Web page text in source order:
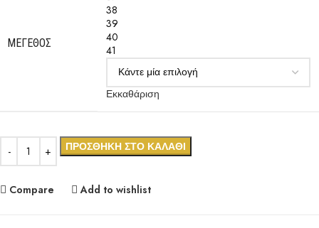
ΜΈΓΕΘΟΣ
38
39
40
41
Εκκαθάριση
ΠΡΟΣΘΉΚΗ ΣΤΟ ΚΑΛΆΘΙ
Compare Add to wishlist